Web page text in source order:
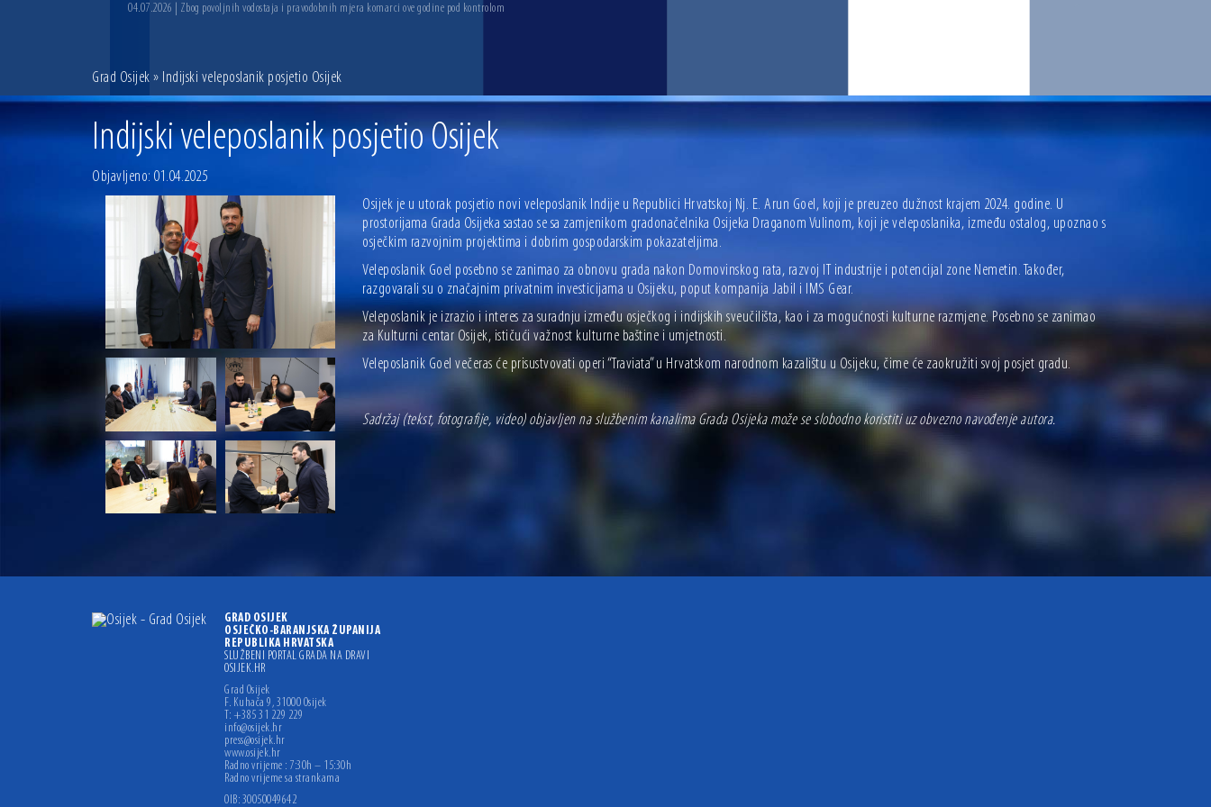
04.07.2026 | Zbog povoljnih vodostaja i pravodobnih mjera komarci ove godine pod kontrolom
Grad Osijek » Indijski veleposlanik posjetio Osijek
Indijski veleposlanik posjetio Osijek
Objavljeno: 01.04.2025
Osijek je u utorak posjetio novi veleposlanik Indije u Republici Hrvatskoj Nj. E. Arun Goel, koji je preuzeo dužnost krajem 2024. godine. U
prostorijama Grada Osijeka sastao se sa zamjenikom gradonačelnika Osijeka Draganom Vulinom, koji je veleposlanika, između ostalog, upoznao s
osječkim razvojnim projektima i dobrim gospodarskim pokazateljima.
Veleposlanik Goel posebno se zanimao za obnovu grada nakon Domovinskog rata, razvoj IT industrije i potencijal zone Nemetin. Također,
razgovarali su o značajnim privatnim investicijama u Osijeku, poput kompanija Jabil i IMS Gear.
Veleposlanik je izrazio i interes za suradnju između osječkog i indijskih sveučilišta, kao i za mogućnosti kulturne razmjene. Posebno se zanimao
za Kulturni centar Osijek, ističući važnost kulturne baštine i umjetnosti.
Veleposlanik Goel večeras će prisustvovati operi “Traviata” u Hrvatskom narodnom kazalištu u Osijeku, čime će zaokružiti svoj posjet gradu.
Sadržaj (tekst, fotografije, video) objavljen na službenim kanalima Grada Osijeka može se slobodno koristiti uz obvezno navođenje autora.
GRAD OSIJEK
OSJEČKO-BARANJSKA ŽUPANIJA
REPUBLIKA HRVATSKA
SLUŽBENI PORTAL GRADA NA DRAVI
OSIJEK.HR
Grad Osijek
F. Kuhača 9, 31000 Osijek
T: +385 31 229 229
info@osijek.hr
press@osijek.hr
www.osijek.hr
Radno vrijeme : 7:30h – 15:30h
Radno vrijeme sa strankama
OIB: 30050049642